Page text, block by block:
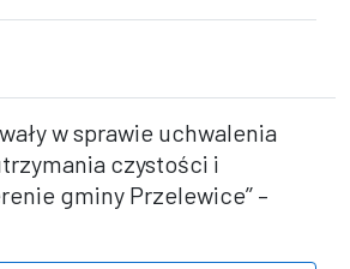
w sprawie uchwalenia
czystości i
gminy Przelewice’’ –